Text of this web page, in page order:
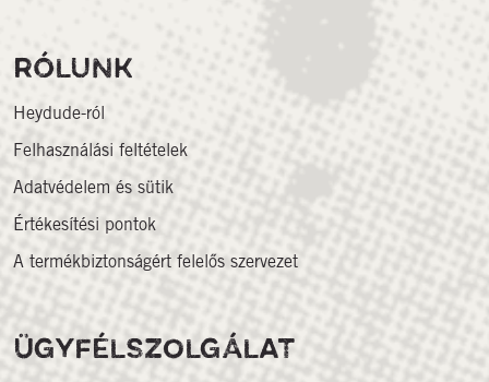
RÓLUNK
Heydude-ról
Felhasználási feltételek
Adatvédelem és sütik
Értékesítési pontok
A termékbiztonságért felelős szervezet
ÜGYFÉLSZOLGÁLAT